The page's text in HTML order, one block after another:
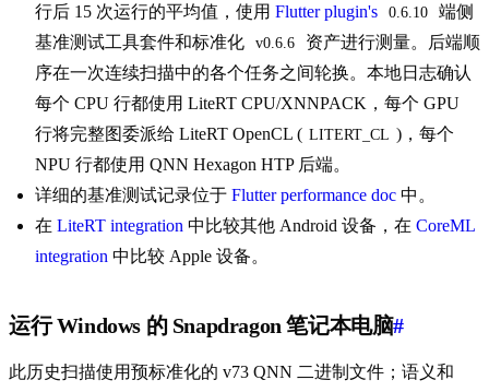
行后 15 次运行的平均值，使用 Flutter plugin's 0.6.10
端侧
基准测试工具套件和标准化
v0.6.6
资产进行测量。后端顺
序在一次连续扫描中的各个任务之间轮换。本地日志确认
每个 CPU 行都使用 LiteRT CPU/XNNPACK，每个 GPU
行将完整图委派给 LiteRT OpenCL ( LITERT_CL )，每个
NPU 行都使用 QNN Hexagon HTP 后端。
详细的基准测试记录位于 Flutter performance doc 中。
在 LiteRT integration 中比较其他 Android 设备，在 CoreML
integration 中比较 Apple 设备。
运行 Windows 的 Snapdragon 笔记本电脑#
此历史扫描使用预标准化的 v73 QNN 二进制文件；语义和